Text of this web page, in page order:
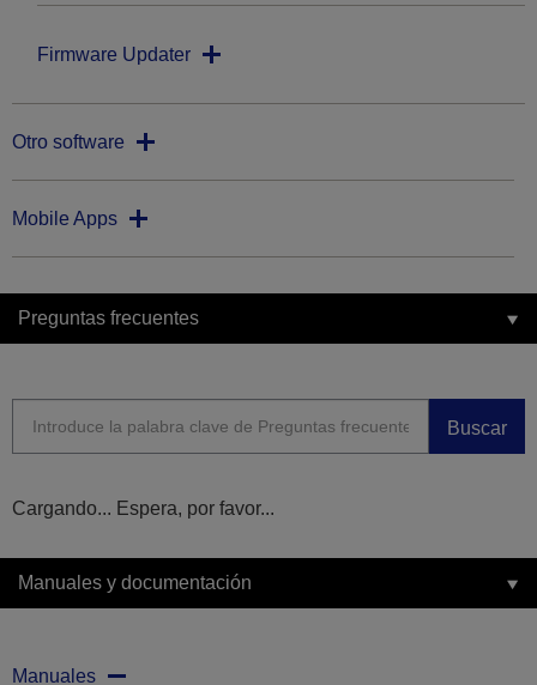
Firmware Updater
Otro software
Mobile Apps
Preguntas frecuentes
Buscar
Cargando... Espera, por favor...
Manuales y documentación
Manuales